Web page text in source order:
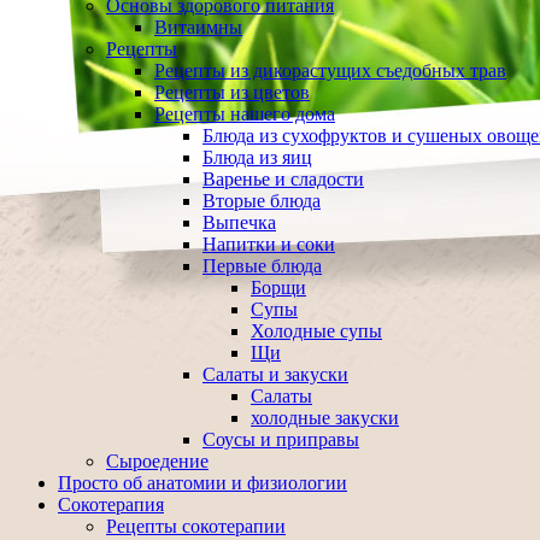
Основы здорового питания
Витаимны
Рецепты
Рецепты из дикорастущих съедобных трав
Рецепты из цветов
Рецепты нашего дома
Блюда из сухофруктов и сушеных
Блюда из яиц
Варенье и сладости
Вторые блюда
Выпечка
Напитки и соки
Первые блюда
Борщи
Супы
Холодные супы
Щи
Салаты и закуски
Салаты
холодные закуски
Соусы и приправы
Сыроедение
Просто об анатомии и физиологии
Сокотерапия
Рецепты сокотерапии